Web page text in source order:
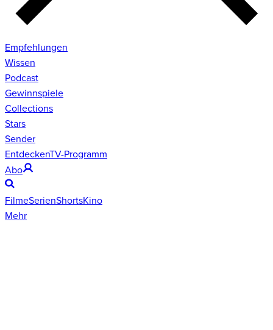
Empfehlungen
Wissen
Podcast
Gewinnspiele
Collections
Stars
Sender
EntdeckenTV-Programm
Abo
FilmeSerienShortsKino
Mehr